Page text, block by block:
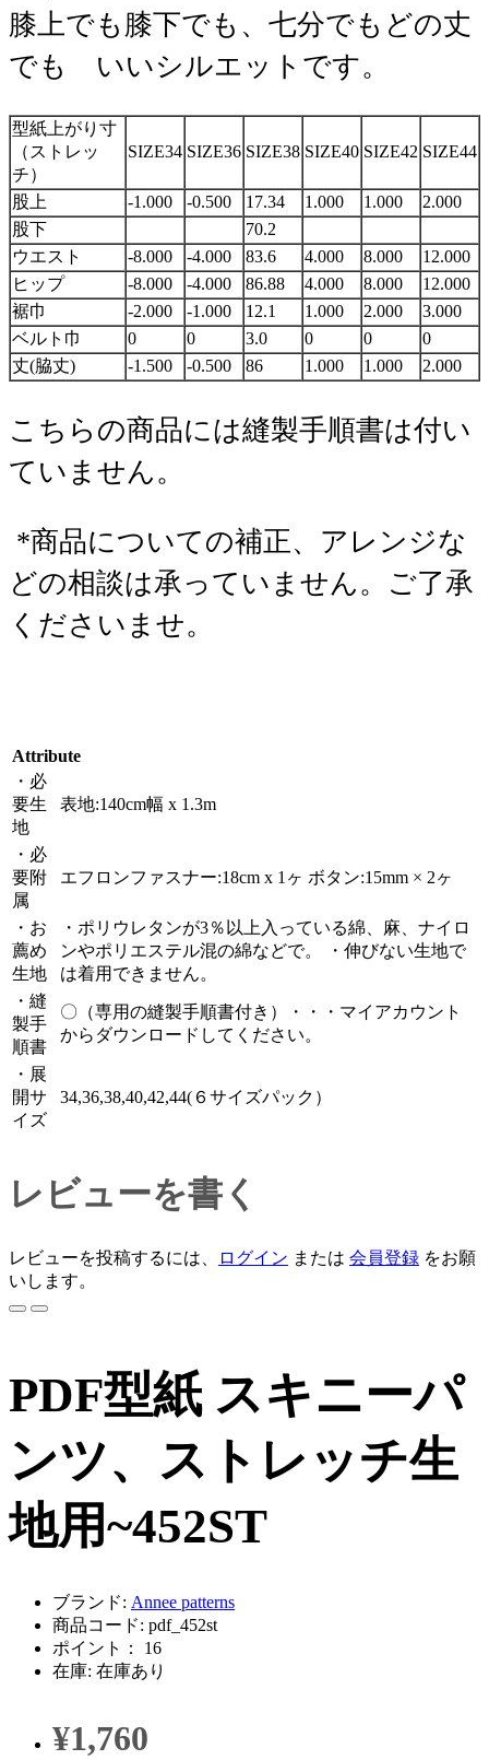
膝上でも膝下でも、七分でもどの丈
でも いいシルエットです。
型紙上がり寸
（ストレッ
チ）
SIZE34 SIZE36 SIZE38 SIZE40 SIZE42 SIZE44
股上 -1.000 -0.500 17.34 1.000 1.000
2.000
股下
70.2
ウエスト
-8.000 -4.000 83.6 4.000 8.000
12.000
ヒップ
-8.000 -4.000 86.88 4.000 8.000
12.000
裾巾
-2.000 -1.000 12.1 1.000 2.000
3.000
ベルト巾
0 0 3.0 0 0
0
丈(脇丈)
-1.500 -0.500 86 1.000 1.000 2.000
こちらの商品には縫製手順書は付い
ていません。
*商品についての補正、アレンジな
どの相談は承っていません。ご了承
くださいませ。
Attribute
・必
要生
地
表地:140cm幅 x 1.3m
・必
要附
属
エフロンファスナー:18cm x 1ヶ ボタン:15mm × 2ヶ
・お
薦め
生地
・ポリウレタンが3％以上入っている綿、麻、ナイロ
ンやポリエステル混の綿などで。 ・伸びない生地で
は着用できません。
・縫
製手
順書
〇（専用の縫製手順書付き）・・・マイアカウント
からダウンロードしてください。
・展
開サ
イズ
34,36,38,40,42,44(６サイズパック）
レビューを書く
レビューを投稿するには、 ログイン または 会員登録 をお願
いします。
PDF型紙 スキニーパ
ンツ、ストレッチ生
地用~452ST
ブランド: Annee patterns
商品コード: pdf_452st
ポイント： 16
在庫: 在庫あり
¥1,760